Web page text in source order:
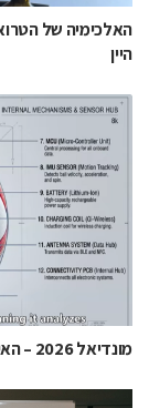
האלכימיה של
היין
מונדיאל 2026 – האינטרנט של הבעיטות